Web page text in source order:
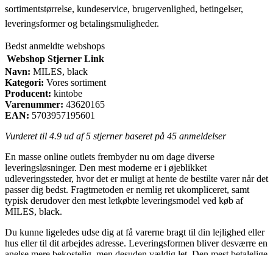
sortimentstørrelse, kundeservice, brugervenlighed, betingelser,
leveringsformer og betalingsmuligheder.
Bedst anmeldte webshops
Webshop Stjerner Link
Navn: MILES, black
Kategori: Vores sortiment
Producent: kintobe
Varenummer: 43620165
EAN: 5703957195601
Vurderet til 4.9 ud af 5 stjerner baseret på 45 anmeldelser
En masse online outlets frembyder nu om dage diverse
leveringsløsninger. Den mest moderne er i øjeblikket
udleveringssteder, hvor det er muligt at hente de bestilte varer når det
passer dig bedst. Fragtmetoden er nemlig ret ukompliceret, samt
typisk derudover den mest letkøbte leveringsmodel ved køb af
MILES, black.
Du kunne ligeledes udse dig at få varerne bragt til din lejlighed eller
hus eller til dit arbejdes adresse. Leveringsformen bliver desværre en